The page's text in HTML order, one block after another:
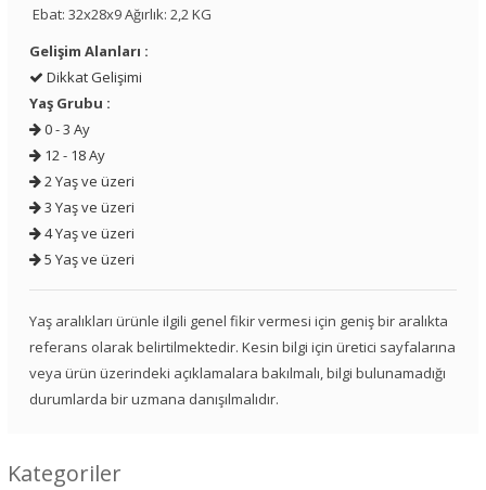
Ebat: 32x28x9 Ağırlık: 2,2 KG
Gelişim Alanları :
Dikkat Gelişimi
Yaş Grubu :
0 - 3 Ay
12 - 18 Ay
2 Yaş ve üzeri
3 Yaş ve üzeri
4 Yaş ve üzeri
5 Yaş ve üzeri
Yaş aralıkları ürünle ilgili genel fikir vermesi için geniş bir aralıkta
referans olarak belirtilmektedir. Kesin bilgi için üretici sayfalarına
veya ürün üzerindeki açıklamalara bakılmalı, bilgi bulunamadığı
durumlarda bir uzmana danışılmalıdır.
Kategoriler